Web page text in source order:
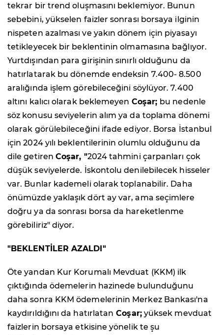
tekrar bir trend oluşmasını beklemiyor. Bunun
sebebini, yükselen faizler sonrası borsaya ilginin
nispeten azalması ve yakın dönem için piyasayı
tetikleyecek bir beklentinin olmamasına bağlıyor.
Yurtdışından para girişinin sınırlı olduğunu da
hatırlatarak bu dönemde endeksin 7.400- 8.500
aralığında işlem görebileceğini söylüyor. 7.400
altını kalıcı olarak beklemeyen Coşar; bu nedenle
söz konusu seviyelerin alım ya da toplama dönemi
olarak görülebileceğini ifade ediyor. Borsa İstanbul
için 2024 yılı beklentilerinin olumlu olduğunu da
dile getirenCoşar, "2024 tahmini çarpanları çok
düşük seviyelerde. İskontolu denilebilecek hisseler
var. Bunlar kademeli olarak toplanabilir. Daha
önümüzde yaklaşık dört ay var, ama seçimlere
doğru ya da sonrası borsa da hareketlenme
görebiliriz" diyor.
"BEKLENTİLER AZALDI"
Öte yandan Kur Korumalı Mevduat (KKM) ilk
çıktığında ödemelerin hazinede bulunduğunu
daha sonra KKM ödemelerinin Merkez Bankası'na
kaydırıldığını da hatırlatan Coşar;yüksek mevduat
faizlerin borsaya etkisine yönelik te şu